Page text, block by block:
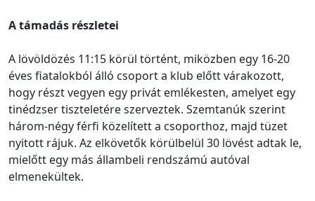
A támadás részletei
A lövöldözés 11:15 körül történt, miközben egy 16-20
éves fiatalokból álló csoport a klub előtt várakozott,
hogy részt vegyen egy privát emlékesten, amelyet egy
tinédzser tiszteletére szerveztek. Szemtanúk szerint
három-négy férfi közelített a csoporthoz, majd tüzet
nyitott rájuk. Az elkövetők körülbelül 30 lövést adtak le,
mielőtt egy más állambeli rendszámú autóval
elmenekültek.